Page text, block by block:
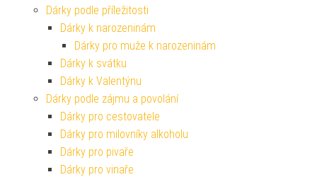
Dárky podle příležitosti
Dárky k narozeninám
Dárky pro muže k narozeninám
Dárky k svátku
Dárky k Valentýnu
Dárky podle zájmu a povolání
Dárky pro cestovatele
Dárky pro milovníky alkoholu
Dárky pro pivaře
Dárky pro vinaře